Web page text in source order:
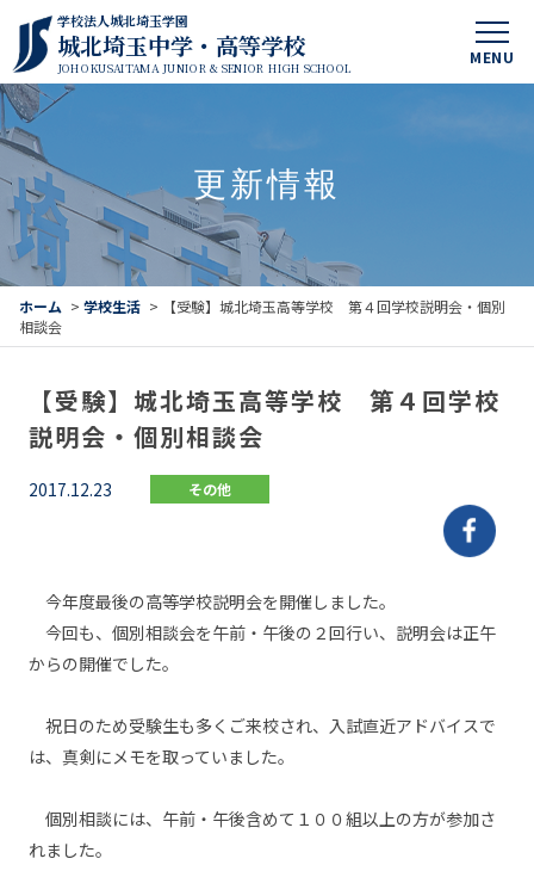
MENU
学校法人城北埼玉学園
城北埼玉中学・高等学校
JOHOKUSAITAMA JUNIOR & SENIOR HIGH SCHOOL
更新情報
ホーム > 学校生活 >
【受験】城北埼玉高等学校 第４回学校説明会・個別
相談会
【受験】城北埼玉高等学校 第４回学校
説明会・個別相談会
2017.12.23 その他
今年度最後の高等学校説明会を開催しました。
今回も、個別相談会を午前・午後の２回行い、説明会は正午
からの開催でした。
祝日のため受験生も多くご来校され、入試直近アドバイスで
は、真剣にメモを取っていました。
個別相談には、午前・午後含めて１００組以上の方が参加さ
れました。